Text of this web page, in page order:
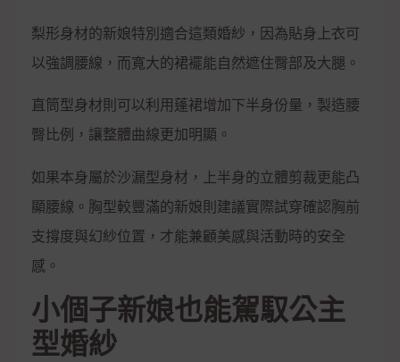
梨形身材的新娘特別適合這類婚紗，因為貼身上衣可
以強調腰線，而寬大的裙襬能自然遮住臀部及大腿。
直筒型身材則可以利用蓬裙增加下半身份量，製造腰
臀比例，讓整體曲線更加明顯。
如果本身屬於沙漏型身材，上半身的立體剪裁更能凸
顯腰線。胸型較豐滿的新娘則建議實際試穿確認胸前
支撐度與幻紗位置，才能兼顧美感與活動時的安全
感。
小個子新娘也能駕馭公主
型婚紗